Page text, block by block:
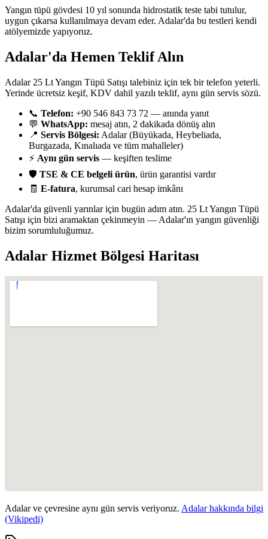
Yangın tüpü gövdesi 10 yıl sonunda hidrostatik teste tabi tutulur,
uygun çıkarsa kullanılmaya devam eder. Adalar'da bu testleri kendi
atölyemizde yapıyoruz.
Adalar'da Hemen Teklif Alın
Adalar 25 Lt Yangın Tüpü Satışı talebiniz için tek bir telefon yeterli.
Yerinde ücretsiz keşif, KDV dahil yazılı teklif, aynı gün servis sözü.
📞 Telefon: +90 546 843 73 72 — anında yanıt
💬 WhatsApp: mesaj atın, 2 dakikada dönüş alın
📍 Servis Bölgesi: Adalar (Büyükada, Heybeliada,
Burgazada, Kınalıada ve tüm mahalleler)
⚡ Aynı gün servis — keşiften teslime
🛡️ TSE & CE belgeli ürün, ürün garantisi vardır
🧾 E-fatura, kurumsal cari hesap imkânı
Adalar'da güvenli yarınlar için bugün adım atın. 25 Lt Yangın Tüpü
Satışı için bizi aramaktan çekinmeyin — Adalar'ın yangın güvenliği
bizim sorumluluğumuz.
Adalar Hizmet Bölgesi Haritası
Adalarve çevresine aynı gün servis veriyoruz. Adalarhakkında bilgi
(Vikipedi)